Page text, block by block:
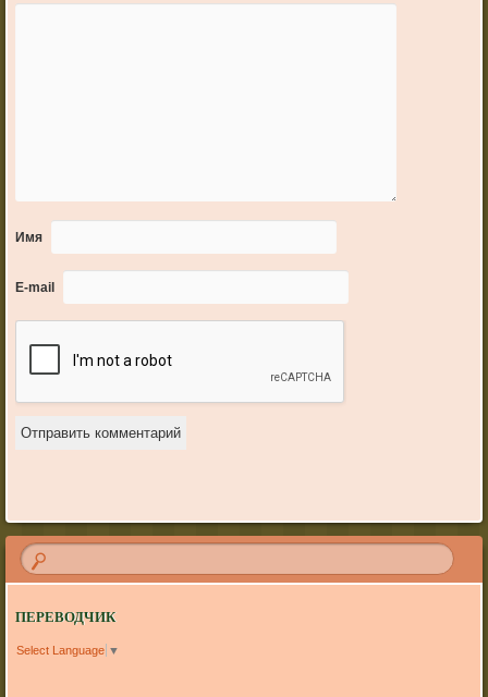
Имя
E-mail
ПЕРЕВОДЧИК
Select Language ▼